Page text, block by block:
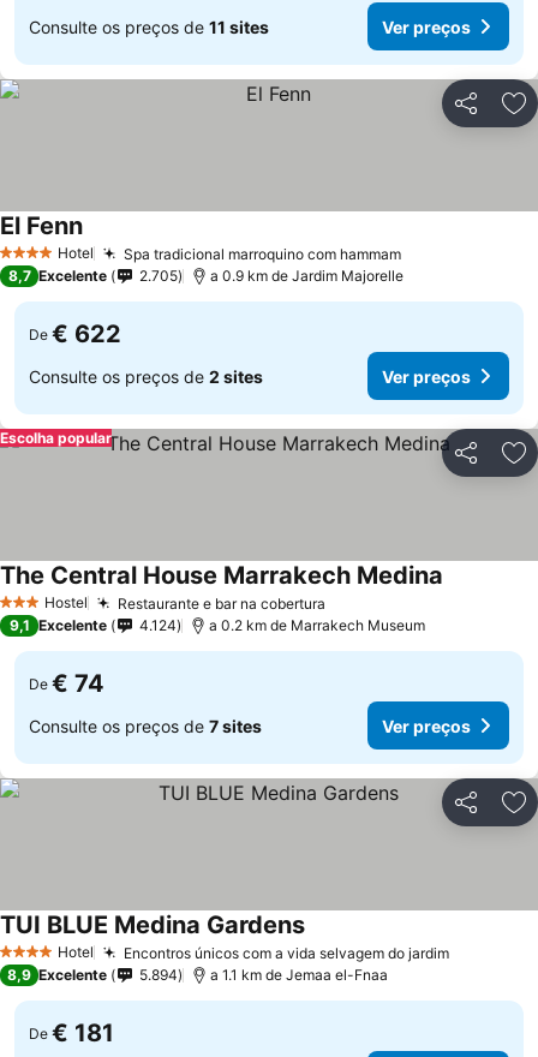
Consulte os preços de 11 sites Ver preços
Partilhar
4 EstrelasHotel Spa tradicional marroquino com hammam
El Fenn
8,7 Excelente 2.705 a 0.9 km de Jardim Majorelle
De € 622
Consulte os preços de 2 sites Ver preços
Partilhar
Escolha popular
3 EstrelasHostel Restaurante e bar na cobertura
The Central House Marrakech Medina
9,1 Excelente 4.124 a 0.2 km de Marrakech Museum
De € 74
Consulte os preços de 7 sites Ver preços
Partilhar
4 EstrelasHotel Encontros únicos com a vida selvagem do jardim
TUI BLUE Medina Gardens
8,9 Excelente 5.894 a 1.1 km de Jemaa el-Fnaa
De € 181